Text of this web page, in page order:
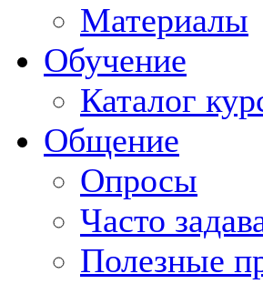
Материалы
Обучение
Каталог
Общение
Опросы
Часто
Полезные